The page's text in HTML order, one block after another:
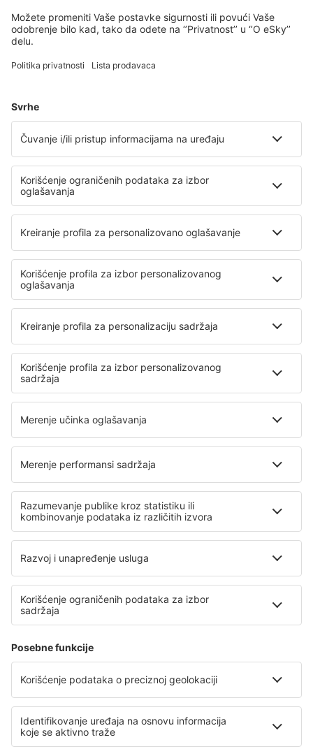
Isplaniraj svoj put
Letovanje
Smeštaj
Let+Hotel
Hoteli
Transferi
Atrakcije
Sportski događaji
Saznaj više
Mobilna aplikacija
Air Serbia
Wizz Air
Air Montenegro
Ryanair
Lufthansa
O eSky
Opšti uslovi
Moje rezervacije
Politika Privatnosti
Pomoć i kontakt
Lokacije
Međunarodni veb-sajtovi
eSky.eu eSky.com eDestinos.com